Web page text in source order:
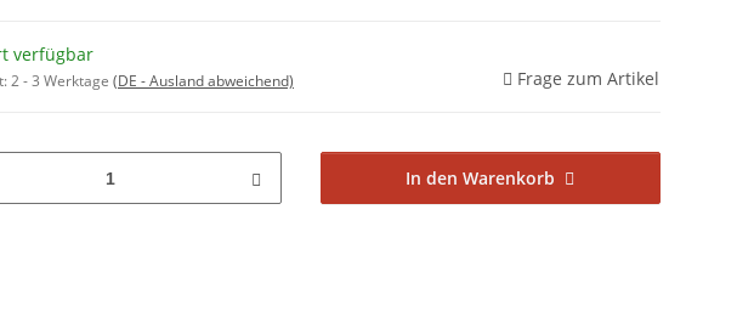
verfügbar
2 - 3 Werktage (DE - Ausland abweichend) Frage zum Artikel
In den Warenkorb